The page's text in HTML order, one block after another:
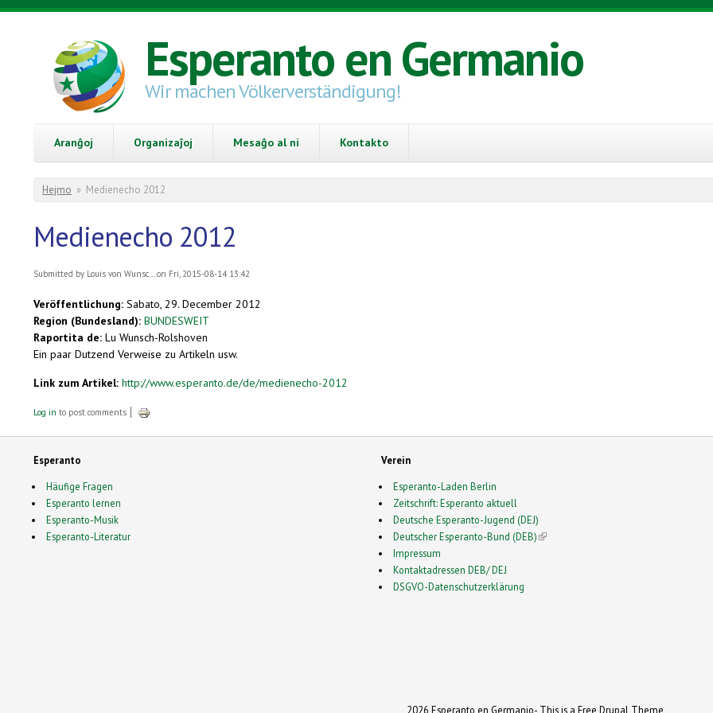
Skip to main content
Esperanto en Germanio
Wir machen Völkerverständigung!
Aranĝoj Organizaĵoj Mesaĝo al ni Kontakto
You are here
Hejmo » Medienecho 2012
Medienecho 2012
Submitted by Louis von Wunsc...on Fri, 2015-08-14 13:42
Veröffentlichung: Sabato, 29. December 2012
Region (Bundesland): BUNDESWEIT
Raportita de: Lu Wunsch-Rolshoven
Ein paar Dutzend Verweise zu Artikeln usw.
Link zum Artikel: http://www.esperanto.de/de/medienecho-2012
Log in to post comments
Esperanto
Häufige Fragen
Esperanto lernen
Esperanto-Musik
Esperanto-Literatur
Verein
Esperanto-Laden Berlin
Zeitschrift: Esperanto aktuell
Deutsche Esperanto-Jugend (DEJ)
Deutscher Esperanto-Bund (DEB)(link is external)
Impressum
Kontaktadressen DEB/ DEJ
DSGVO-Datenschutzerklärung
2026 Esperanto en Germanio- This is a Free Drupal Theme